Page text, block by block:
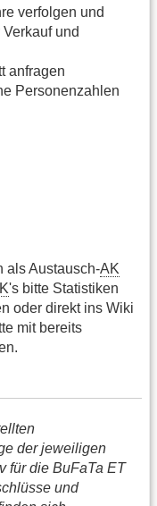
verfolgen und
und
anfragen
Personenzahlen
als Austausch-AK
's bitte Statistiken
oder direkt ins Wiki
mit bereits
der jeweiligen
für die BuFaTa ET
und